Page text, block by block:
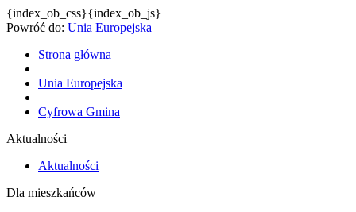
{index_ob_css}{index_ob_js}
Powróć do: Unia Europejska
Strona główna
Unia Europejska
Cyfrowa Gmina
Aktualności
Aktualności
Dla mieszkańców